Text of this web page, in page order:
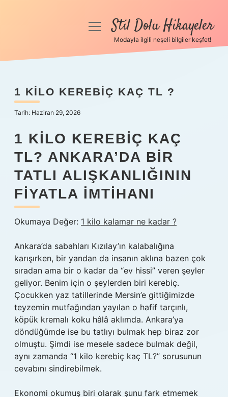
Anasayfa
Yasal Uyarı
Hakkımızda
menüyüStil Dolu Hikayeler
Modayla ilgili neşeli bilgiler keşfet!
1 KILO KEREBIÇ KAÇ TL ?
Tarih: Haziran 29, 2026
1 KILO KEREBIÇ KAÇ
TL? ANKARA’DA BIR
TATLI ALIŞKANLIĞININ
FIYATLA IMTIHANI
Okumaya Değer: 1 kilo kalamar ne kadar ?
Ankara’da sabahları Kızılay’ın kalabalığına
karışırken, bir yandan da insanın aklına bazen çok
sıradan ama bir o kadar da “ev hissi” veren şeyler
geliyor. Benim için o şeylerden biri kerebiç.
Çocukken yaz tatillerinde Mersin’e gittiğimizde
teyzemin mutfağından yayılan o hafif tarçınlı,
köpük kremalı koku hâlâ aklımda. Ankara’ya
döndüğümde ise bu tatlıyı bulmak hep biraz zor
olmuştu. Şimdi ise mesele sadece bulmak değil,
aynı zamanda “1 kilo kerebiç kaç TL?” sorusunun
cevabını sindirebilmek.
Ekonomi okumuş biri olarak şunu fark etmemek